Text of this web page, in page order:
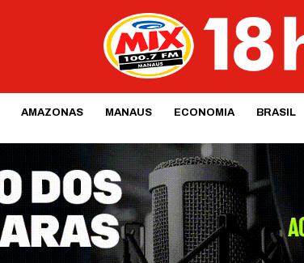
AMAZONAS MANAUS ECONOMIA BRASIL